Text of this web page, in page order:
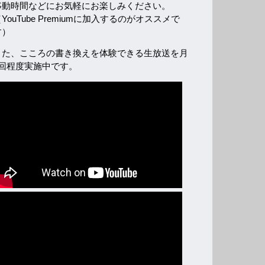
動時間などにお気軽にお楽しみください。
YouTube Premiumに加入するのがオススメで
た、こころの書き換えを体験できる生放送を月
程度実施中です。